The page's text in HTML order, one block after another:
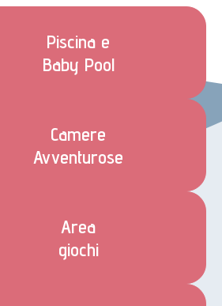
Piscina e
Baby Pool
Camere
Avventurose
Area
giochi